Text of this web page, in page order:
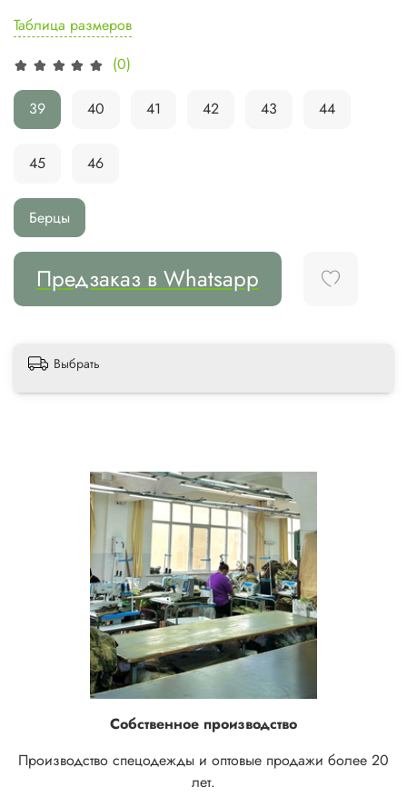
(0)
Таблица размеров
Предзаказ в Whatsapp
39 40 41 42 43 44
45 46
Берцы
Выбрать
Собственное производство
Производство спецодежды и оптовые продажи более 20
лет.